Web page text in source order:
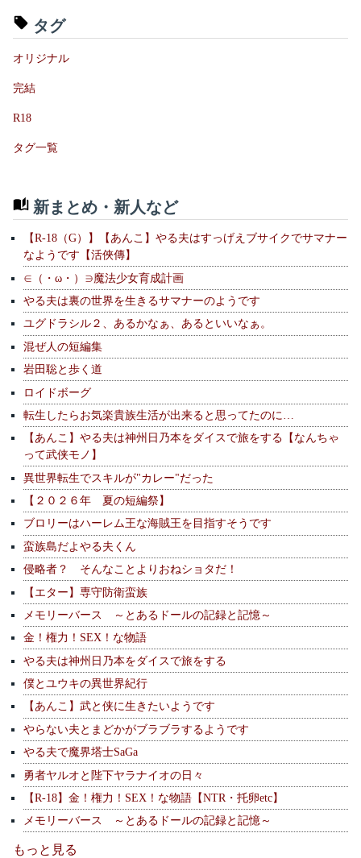
タグ
オリジナル
完結
R18
タグ一覧
新まとめ・新人など
【R-18（G）】【あんこ】やる夫はすっげえブサイクでサマナー
なようです【活俠傳】
∈（・ω・）∋魔法少女育成計画
やる夫は裏の世界を生きるサマナーのようです
ユグドラシル２、あるかなぁ、あるといいなぁ。
混ぜ人の短編集
岩田聡と歩く道
ロイドボーグ
転生したらお気楽貴族生活が出来ると思ってたのに…
【あんこ】やる夫は神州日乃本をダイスで旅をする【なんちゃ
って武侠モノ】
異世界転生でスキルが"カレー"だった
【２０２６年 夏の短編祭】
ブロリーはハーレム王な海賊王を目指すそうです
蛮族島だよやる夫くん
侵略者？ そんなことよりおねショタだ！
【エター】専守防衛蛮族
メモリーバース ～とあるドールの記録と記憶～
金！権力！SEX！な物語
やる夫は神州日乃本をダイスで旅をする
僕とユウキの異世界紀行
【あんこ】武と侠に生きたいようです
やらない夫とまどかがブラブラするようです
やる夫で魔界塔士SaGa
勇者ヤルオと陛下ヤラナイオの日々
【R-18】金！権力！SEX！な物語【NTR・托卵etc】
メモリーバース ～とあるドールの記録と記憶～
もっと見る